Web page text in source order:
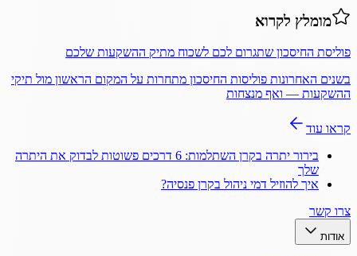
מומלץ לקרוא
פוליסת החיסכון שתגרום לכם לשכוח מתיק ההשקעות שלכם
בשנים האחרונות פוליסות החיסכון מתחרות על המקום הראשון מול תיקי
ההשקעות — ואף מנצחות
קראו עוד
בירור יתרה בקרן השתלמות: 6 דרכים פשוטות לבדוק את היתרה
שלך
איך להוזיל דמי ניהול בקרן פנסיה?
צרו קשר
אודות